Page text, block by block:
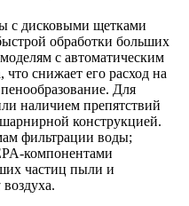
с дисковыми щетками
обработки больших
с автоматическим
снижает его расход на
Для
наличием препятствий
конструкцией.
фильтрации воды;
компонентами
частиц пыли и